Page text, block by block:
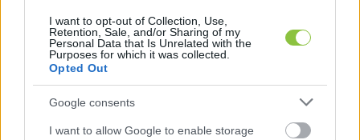
I want to opt-out of Collection, Use,
Retention, Sale, and/or Sharing of my
Personal Data that Is Unrelated with the
Purposes for which it was collected.
Opted Out
Google consents
I want to allow Google to enable storage
egymást.
BELÉPÉS